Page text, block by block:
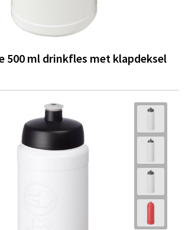
500 ml drinkfles met klapdeksel